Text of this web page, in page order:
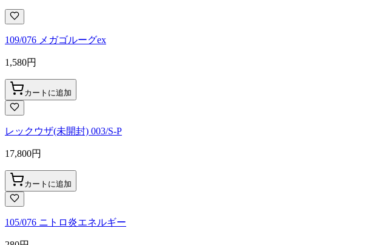
109/076 メガゴルーグex
1,580円
カートに追加
レックウザ(未開封) 003/S-P
17,800円
カートに追加
105/076 ニトロ炎エネルギー